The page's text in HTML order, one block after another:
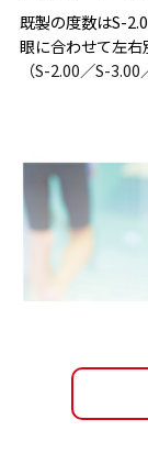
既製の度数はS-
眼に合わせて左右
（S-2.00／S-